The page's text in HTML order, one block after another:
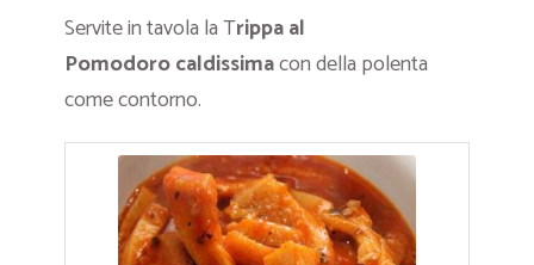
Servite in tavola la Trippa al
Pomodoro caldissimacon della polenta
come contorno.